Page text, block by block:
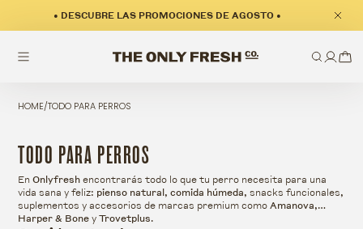
• DESCUBRE LAS PROMOCIONES DE AGOSTO •
HOME/TODO PARA PERROS
COLECCIÓN:
TODO PARA PERROS
En Onlyfreshencontrarás todo lo que tu perro necesita para una
vida sana y feliz: pienso natural, comida húmeda, snacks funcionales,
suplementos y accesorios de marcas premium comoAmanova,
Harper & BoneyTrovetplus.